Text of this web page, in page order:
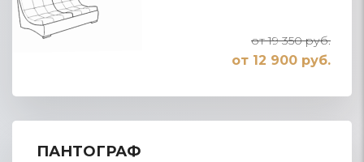
от 19 350 руб.
от 12 900 руб.
ПАНТОГРАФ